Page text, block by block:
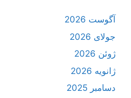
آگوست 2026
جولای 2026
ژوئن 2026
ژانویه 2026
دسامبر 2025